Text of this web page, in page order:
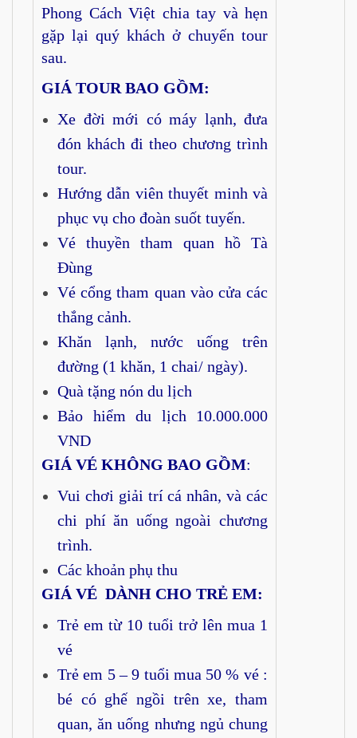
Phong Cách Việt chia tay và hẹn
gặp lại quý khách ở chuyến tour
sau.
GIÁ TOUR BAO GỒM:
Xe đời mới có máy lạnh, đưa
đón khách đi theo chương trình
tour.
Hướng dẫn viên thuyết minh và
phục vụ cho đoàn suốt tuyến.
Vé thuyền tham quan hồ Tà
Đùng
Vé cổng tham quan vào cửa các
thắng cảnh.
Khăn lạnh, nước uống trên
đường (1 khăn, 1 chai/ ngày).
Quà tặng nón du lịch
Bảo hiểm du lịch 10.000.000
VND
GIÁ VÉ KHÔNG BAO GỒM:
Vui chơi giải trí cá nhân, và các
chi phí ăn uống ngoài chương
trình.
Các khoản phụ thu
GIÁ VÉ DÀNH CHO TRẺ EM:
Trẻ em từ 10 tuổi trở lên mua 1
vé
Trẻ em 5 – 9 tuổi mua 50 % vé :
bé có ghế ngồi trên xe, tham
quan, ăn uống nhưng ngủ chung